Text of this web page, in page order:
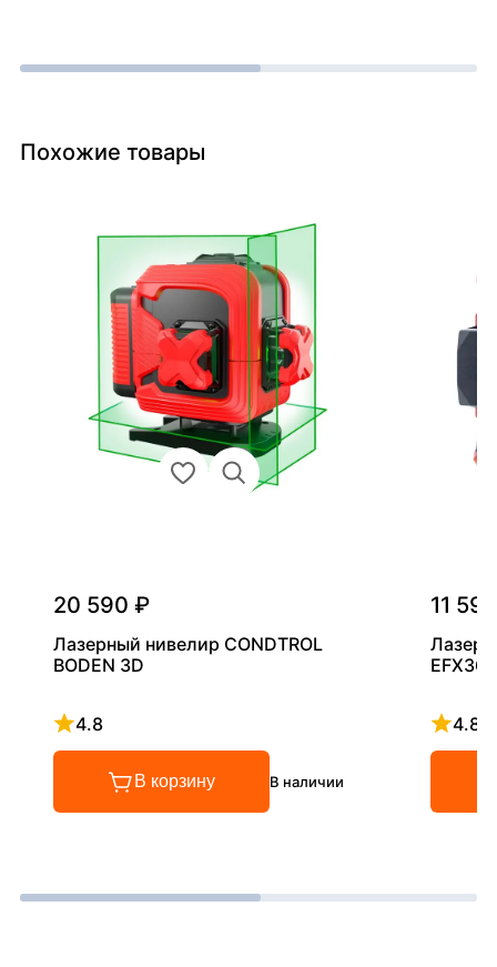
Похожие товары
20 590 ₽
Лазерный нивелир CONDTROL
BODEN 3D
4.8
Рейтинг 4.8 из 5
В корзину В наличии
11
4.8